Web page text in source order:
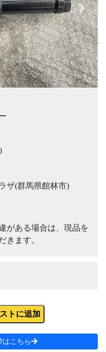
Next
ザ(群馬県館林市)
がある場合は、現品を
きます。
トに追加
はこちら